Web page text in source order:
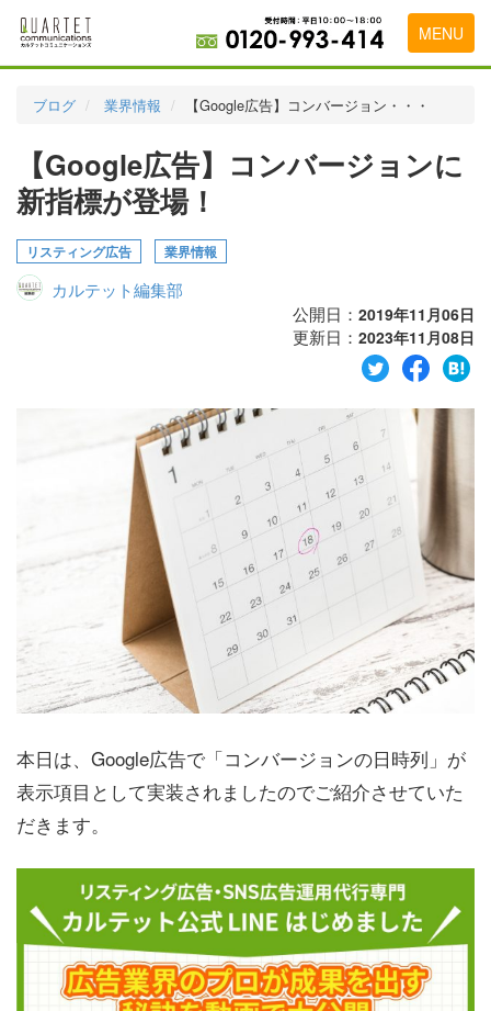
MENU
実績・お客様の声
初めて導入をお考えの方
代理店の乗り換えをお考えの方
ブログ 業界情報 【Google広告】コンバージョン・・・
【Google広告】コンバージョンに
新指標が登場！
リスティング広告 業界情報
カルテット編集部
公開日： 2019年11月06日
更新日： 2023年11月08日
本日は、Google広告で「コンバージョンの日時列」が
表示項目として実装されましたのでご紹介させていた
だきます。